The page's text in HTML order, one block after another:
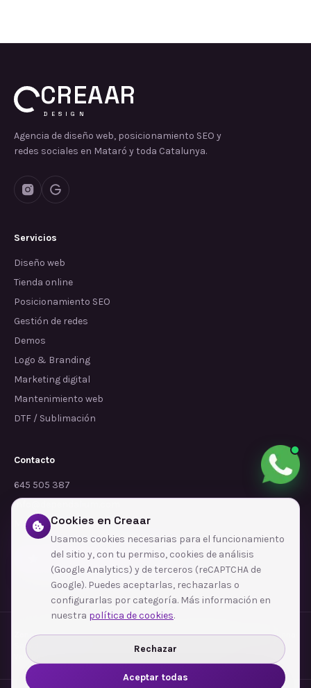
CREAAR
DESIGN
Agencia de diseño web, posicionamiento SEO y
redes sociales en Mataró y toda Catalunya.
Servicios
Diseño web
Tienda online
Posicionamiento SEO
Gestión de redes
Demos
Logo & Branding
Marketing digital
Mantenimiento web
DTF / Sublimación
Contacto
645 505 387
info@dependalium.com
Mataró (Barcelona)
Déjanos tu reseña en Google
Zonas de cobertura·Barcelona·L'Hospitalet de Llobregat·Terrassa·Badalona
Sabadell
Santa Coloma de Gramenet
Ver todas las zonas →
Cookies en Creaar
Usamos cookies necesarias para el funcionamiento
del sitio y, con tu permiso, cookies de análisis
(Google Analytics) y de terceros (reCAPTCHA de
Google). Puedes aceptarlas, rechazarlas o
configurarlas por categoría. Más información en
nuestra política de cookies.
Rechazar
Aceptar todas